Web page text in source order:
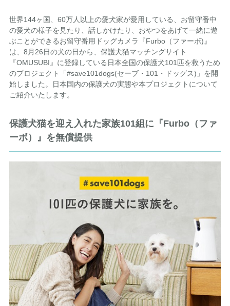
世界144ヶ国、60万人以上の愛犬家が愛用している、お留守番中
の愛犬の様子を見たり、話しかけたり、おやつをあげて一緒に遊
ぶことができるお留守番用ドッグカメラ『Furbo（ファーボ)』
は、8月26日の犬の日から、保護犬猫マッチングサイト
『OMUSUBI』に登録している日本全国の保護犬101匹を救うため
のプロジェクト「#save101dogs(セーブ・101・ドッグス)」を開
始しました。日本国内の保護犬の実態や本プロジェクトについて
ご紹介いたします。
保護犬猫を迎え入れた家族101組に『Furbo（ファ
ーボ）』を無償提供